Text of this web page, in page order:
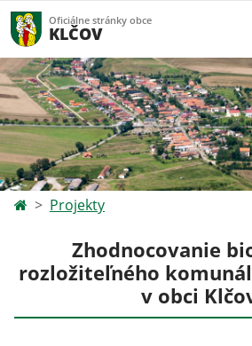
Oficiálne stránky obce
KLČOV
Projekty
Zhodnocovanie
rozložiteľného
v obci